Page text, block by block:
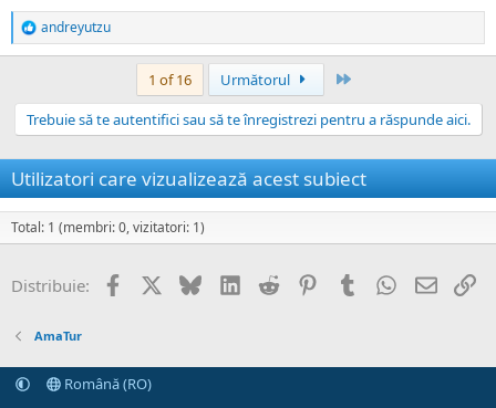
R
e
ț
i
:
andreyutzu
1 of 16 Următorul
Trebuie să te autentifici sau să te înregistrezi pentru a răspunde aici.
Utilizatori care vizualizează acest subiect
Total: 1 (membri: 0, vizitatori: 1)
Distribuie: Facebook BlueskyLinkedIn
Reddit PinterestTumblr WhatsApp
Email
AmaTur
Română (RO)